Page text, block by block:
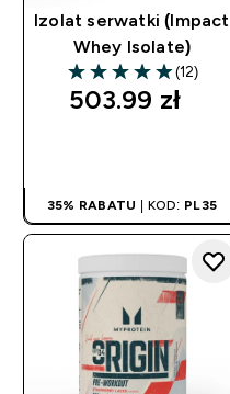
Izolat serwatki (Impact
Whey Isolate)
4.92 out of 5 stars
(12)
503.99 zł‎
35% RABATU | KOD: PL35